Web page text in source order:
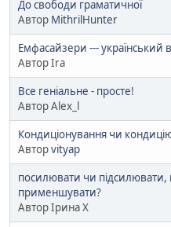
До свободи граматичної
Автор MithrilHunter
Емфасайзери --- український
Автор Ira
Все геніальне - просте!
Автор Alex_l
Кондиціонування чи
Авторvityap
посилювати чи
применшувати?
Автор Ірина Х